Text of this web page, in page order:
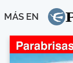
MÁS EN